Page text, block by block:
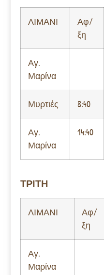
ΛΙΜΑΝΙ
Αφ/
ξη
Αγ.
Μαρίνα
Μυρτιές 8:40
Αγ.
Μαρίνα
14:40
ΤΡΙΤΗ
ΛΙΜΑΝΙ
Αφ/
ξη
Αγ.
Μαρίνα